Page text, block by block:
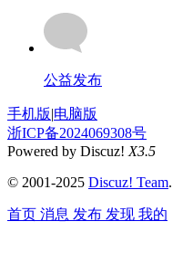
公益发布
手机版|电脑版
浙ICP备2024069308号
Powered by Discuz! X3.5
© 2001-2025 Discuz! Team.
首页 消息 发布 发现 我的